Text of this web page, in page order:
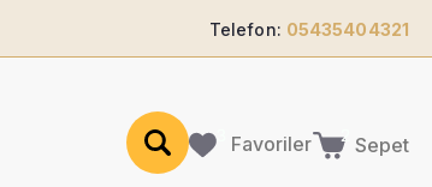
Telefon: 05435404321
Favoriler Sepet